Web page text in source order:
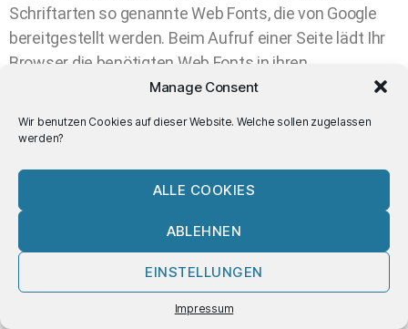
Manage Consent
Wir benutzen Cookies auf dieser Website. Welche sollen zugelassen
werden?
ALLE COOKIES
ABLEHNEN
EINSTELLUNGEN
Impressum
Schriftarten so genannte Web Fonts, die von Google
bereitgestellt werden. Beim Aufruf einer Seite lädt Ihr
Browser die benötigten Web Fonts in ihren
Browsercache, um Texte und Schriftarten korrekt
Zu diesem Zweck muss der von Ihnen verwendete
aufnehmen. Hierdurch erlangt Google Kenntnis
darüber, dass über Ihre IP-Adresse diese Website
aufgerufen wurde. Die Nutzung von Google WebFonts
erfolgt auf Grundlage von Art. 6 Abs. 1 lit. f DSGVO.
Der Webseitenbetreiber hat ein berechtigtes Interesse
an der einheitlichen Darstellung des Schriftbildes auf